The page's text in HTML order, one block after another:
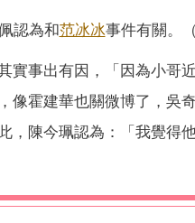
認為和范冰冰事件有關。
實事出有因，「因為小哥
像霍建華也關微博了，吳
，陳今珮認為：「我覺得